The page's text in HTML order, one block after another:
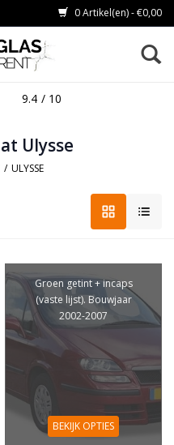
0 Artikel(en) - €0,00
9.4 / 10
Ulysse
/ ULYSSE
Groen getint + incaps
(vaste lijst). Bouwjaar
2002-2007
BEKIJK OPTIES